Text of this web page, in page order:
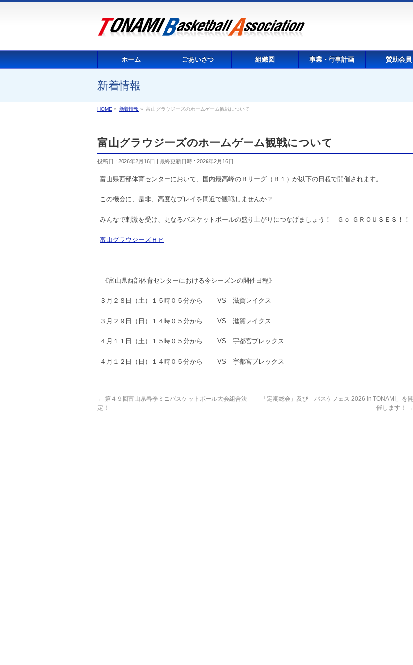
ホーム ごあいさつ 組織図 事業・行事計画 賛助会員
新着情報
HOME » 新着情報 » 富山グラウジーズのホームゲーム観戦について
富山グラウジーズのホームゲーム観戦について
投稿日 : 2026年2月16日 最終更新日時 : 2026年2月16日
富山県西部体育センターにおいて、国内最高峰のＢリーグ（Ｂ１） が以下の日程で開催されます。
この機会に、是非、高度なプレイを間近で観戦しませんか？
みんなで刺激を受け、更なるバスケットボールの盛り上がりにつなげましょう！ Ｇｏ ＧＲＯＵＳＥＳ！！
富山グラウジーズＨＰ
《富山県西部体育センターにおける今シーズンの開催日程》
３月２８日（土）１５時０５分から VS 滋賀レイクス
３月２９日（日）１４時０５分から VS 滋賀レイクス
４月１１日（土）１５時０５分から VS 宇都宮ブレックス
４月１２日（日）１４時０５分から VS 宇都宮ブレックス
← 第４９回富山県春季ミニバスケットボール大会組合決
定！
「定期総会」及び「バスケフェス 2026 in TONAMI」を開
催します！
→